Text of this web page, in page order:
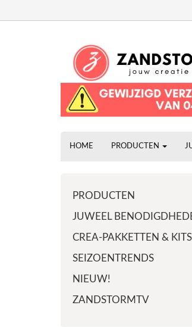
HOME PRODUCTEN
PRODUCTEN
JUWEEL
CREA-PAKKETTEN & KITS
SEIZOENTRENDS
NIEUW!
ZANDSTORMTV